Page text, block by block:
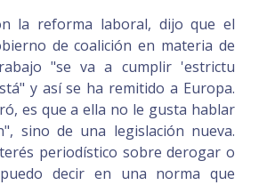
la reforma laboral, dijo que el
de coalición en materia de
"se va a cumplir 'estrictu
y así se ha remitido a Europa.
es que a ella no le gusta hablar
sino de una legislación nueva.
periodístico sobre derogar o
decir en una norma que